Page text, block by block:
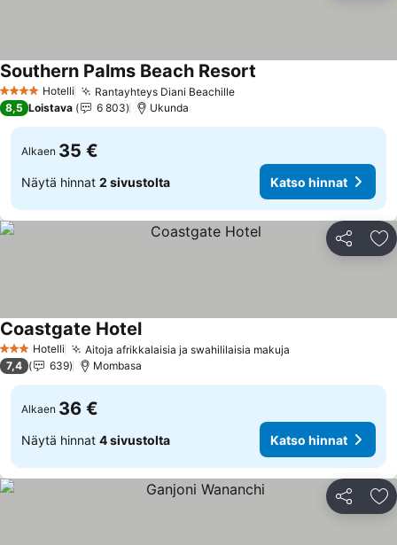
4 Tähtiluokitus
Hotelli Rantayhteys Diani BeachilleKatso hinnat
Southern Palms Beach Resort
8,5 Loistava 6 803 Ukunda
Alkaen 35 €
Näytä hinnat 2 sivustolta Katso hinnat
Jaa
3 Tähtiluokitus
Hotelli Aitoja afrikkalaisia ja swahililaisia makuja
Coastgate HotelKatso hinnat
7,4 639 Mombasa
Alkaen 36 €
Näytä hinnat 4 sivustolta Katso hinnat
Jaa